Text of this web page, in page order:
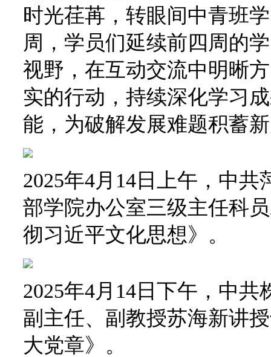
时光荏苒，转眼间中青班
周，学员们延续前四周的
视野，在互动交流中明晰
实的行动，持续深化学习
能，为破解发展难题积蓄
2025年4月14日上午，中
部学院办公室三级主任科
彻习近平文化思想》。
2025年4月14日下午，中
副主任、副教授苏海新讲
大党章》。